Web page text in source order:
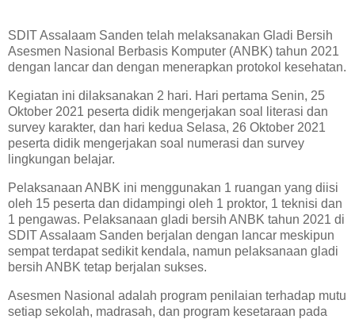
SDIT Assalaam Sanden telah melaksanakan Gladi Bersih
Asesmen Nasional Berbasis Komputer (ANBK) tahun 2021
dengan lancar dan dengan menerapkan protokol kesehatan.
Kegiatan ini dilaksanakan 2 hari. Hari pertama Senin, 25
Oktober 2021 peserta didik mengerjakan soal literasi dan
survey karakter, dan hari kedua Selasa, 26 Oktober 2021
peserta didik mengerjakan soal numerasi dan survey
lingkungan belajar.
Pelaksanaan ANBK ini menggunakan 1 ruangan yang diisi
oleh 15 peserta dan didampingi oleh 1 proktor, 1 teknisi dan
1 pengawas. Pelaksanaan gladi bersih ANBK tahun 2021 di
SDIT Assalaam Sanden berjalan dengan lancar meskipun
sempat terdapat sedikit kendala, namun pelaksanaan gladi
bersih ANBK tetap berjalan sukses.
Asesmen Nasional adalah program penilaian terhadap mutu
setiap sekolah, madrasah, dan program kesetaraan pada